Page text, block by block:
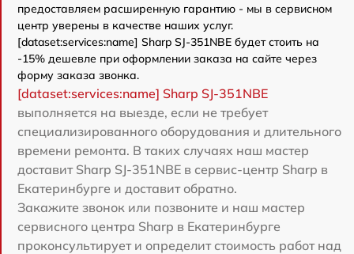
предоставляем расширенную гарантию - мы в сервисном
центр уверены в качестве наших услуг.
[dataset:services:name] Sharp SJ-351NBE будет стоить на
-15% дешевле при оформлении заказа на сайте через
форму заказа звонка.
[dataset:services:name] Sharp SJ-351NBE
выполняется на выезде, если не требует
специализированного оборудования и длительного
времени ремонта. В таких случаях наш мастер
доставит Sharp SJ-351NBE в сервис-центр Sharp в
Екатеринбурге и доставит обратно.
Закажите звонок или позвоните и наш мастер
сервисного центра Sharp в Екатеринбурге
проконсультирует и определит стоимость работ над